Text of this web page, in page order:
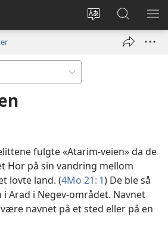
Endre
Logg
inn
vindu)
Søk
på
JW.ORG
VIS
fulgte «Atarim-veien» da de
Hor på sin vandring mellom
lovte land. (4Mo 21: 1) De ble så
Arad i Negev-området. Navnet
navnet på et sted eller på en